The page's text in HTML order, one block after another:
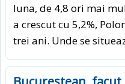
luna, de 4,8 ori mai
a crescut cu 5,2%,
trei ani. Unde se